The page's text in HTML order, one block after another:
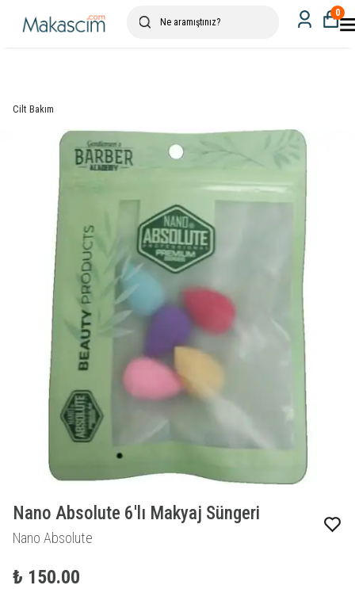
0
Cilt Bakım
Nano Absolute
Nano Absolute 6'lı Makyaj Süngeri
₺ 150.00